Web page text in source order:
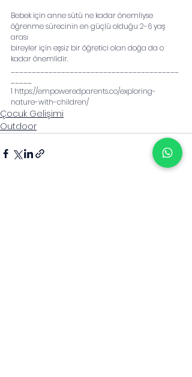
Bebek için anne sütü ne kadar önemliyse
öğrenme sürecinin en güçlü olduğu 2-6 yaş
arası
bireyler için eşsiz bir öğretici olan doğa da o
kadar önemlidir.
________________________________________
_____
1 https://empoweredparents.co/exploring-
nature-with-children/
Çocuk Gelişimi
Outdoor